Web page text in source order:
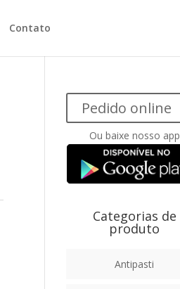
Contato
Pedido online
Ou baixe nosso app
Categorias de
produto
Antipasti